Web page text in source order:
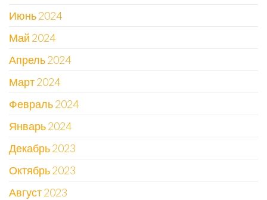
Июнь 2024
Май 2024
Апрель 2024
Март 2024
Февраль 2024
Январь 2024
Декабрь 2023
Октябрь 2023
Август 2023